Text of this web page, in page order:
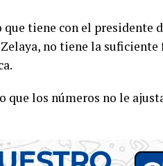
que tiene con el presidente
no tiene la
que los números no le